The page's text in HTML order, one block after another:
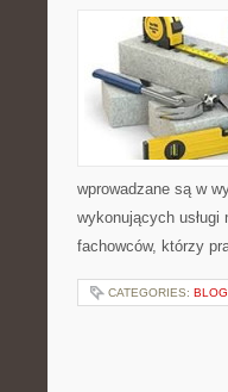
wprowadzane są w
wykonujących
fachowców, którzy
CATEGORIES: BLOG